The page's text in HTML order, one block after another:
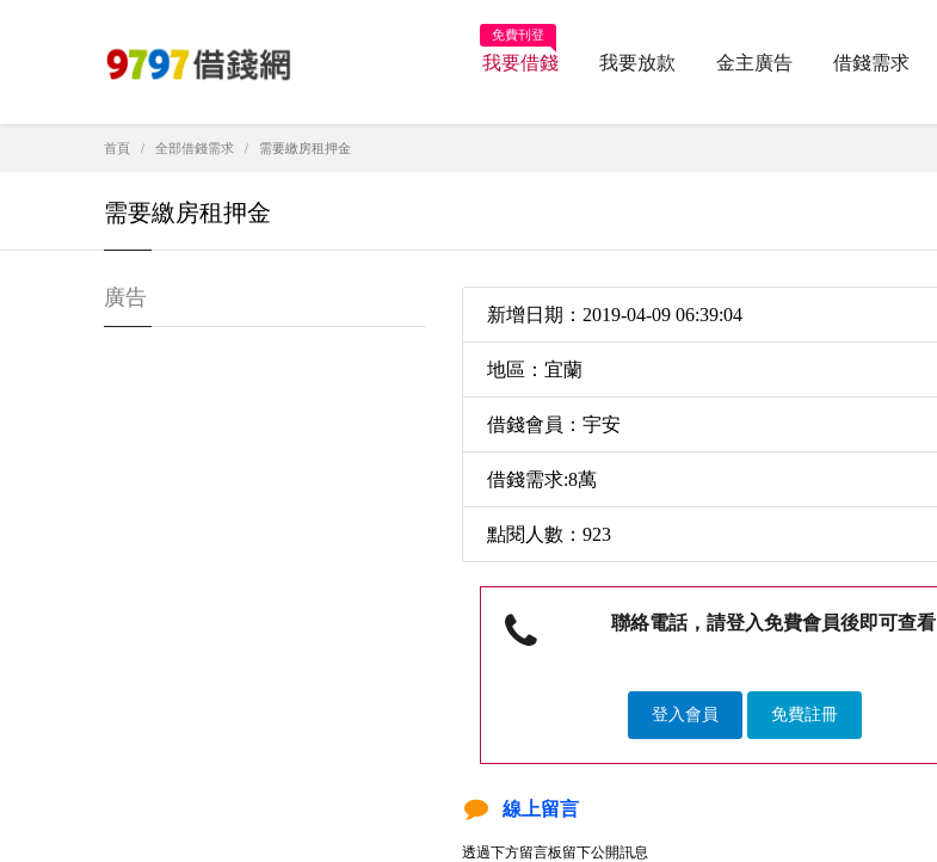
我要借錢
免費刊登
我要放款 金主廣告 借錢需求
首頁 全部借錢需求 需要繳房租押金
需要繳房租押金
新增日期：2019-04-09 06:39:04
地區：宜蘭
借錢會員：宇安
借錢需求:8萬
點閱人數：923
聯絡電話，請登入免費會員後即可查看
登入會員 免費註冊
線上留言
透過下方留言板留下公開訊息
廣告